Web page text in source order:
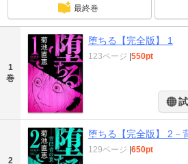
最終巻
1
巻
堕ちる【完全版】 1
123ページ 550pt
試
2
堕ちる【完全版】 2－
129ページ 650pt